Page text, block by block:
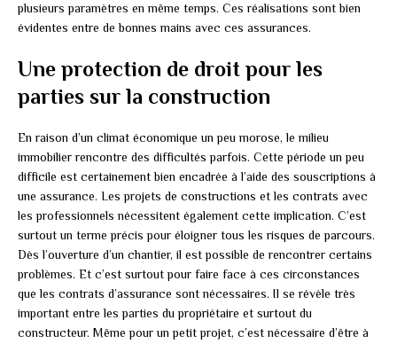
plusieurs paramètres en même temps. Ces réalisations sont bien
évidentes entre de bonnes mains avec ces assurances.
Une protection de droit pour les
parties sur la construction
En raison d’un climat économique un peu morose, le milieu
immobilier rencontre des difficultés parfois. Cette période un peu
difficile est certainement bien encadrée à l’aide des souscriptions à
une assurance. Les projets de constructions et les contrats avec
les professionnels nécessitent également cette implication. C’est
surtout un terme précis pour éloigner tous les risques de parcours.
Dès l’ouverture d’un chantier, il est possible de rencontrer certains
problèmes. Et c’est surtout pour faire face à ces circonstances
que les contrats d’assurance sont nécessaires. Il se révèle très
important entre les parties du propriétaire et surtout du
constructeur. Même pour un petit projet, c’est nécessaire d’être à